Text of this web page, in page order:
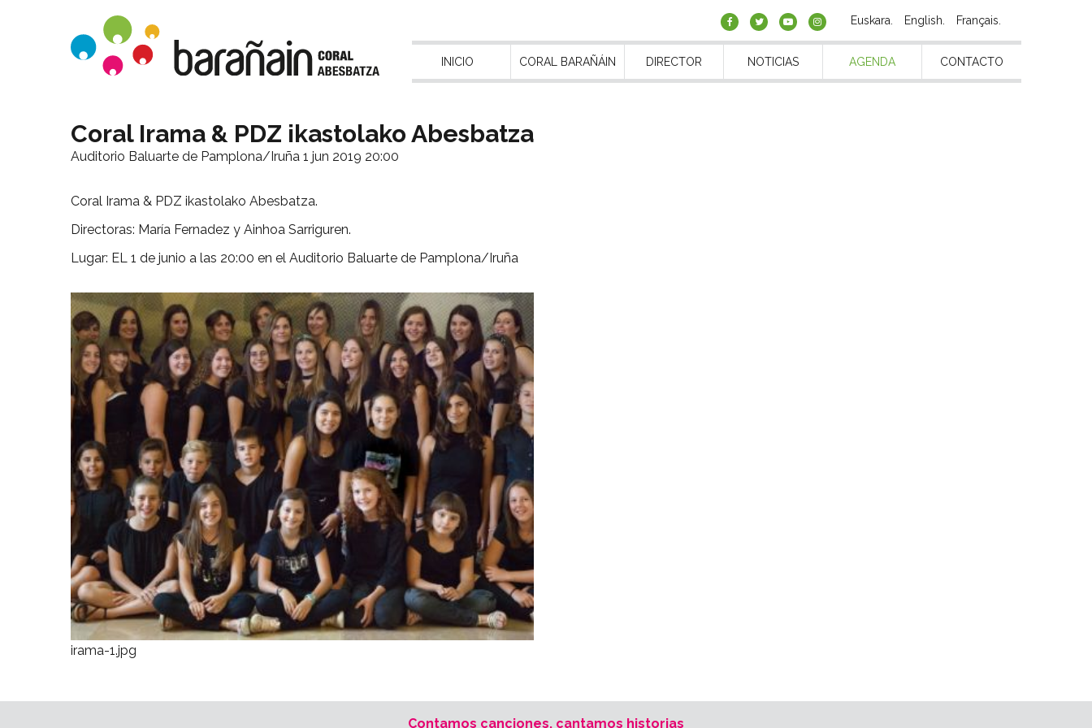
Euskara English Français
INICIO CORAL BARAÑÁIN DIRECTOR NOTICIAS AGENDA CONTACTO
Coral Irama & PDZ ikastolako Abesbatza
Auditorio Baluarte de Pamplona/Iruña 1 jun 2019 20:00
Coral Irama & PDZ ikastolako Abesbatza.
Directoras: María Fernadez y Ainhoa Sarriguren.
Lugar: EL 1 de junio a las 20:00 en el Auditorio Baluarte de Pamplona/Iruña
irama-1.jpg
Contamos canciones, cantamos historias